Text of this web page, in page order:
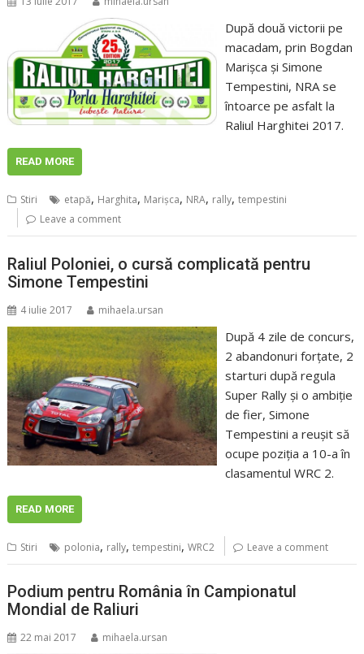
După două victorii pe
macadam, prin Bogdan
Marişca şi Simone
Tempestini, NRA se
întoarce pe asfalt la
Raliul Harghitei 2017.
READ MORE
Stiri etapă, Harghita, Marişca, NRA, rally,tempestini
Leave a comment
Raliul Poloniei, o cursă complicată pentru
Simone Tempestini
4 iulie 2017 mihaela.ursan
După 4 zile de concurs,
2 abandonuri forţate, 2
starturi după regula
Super Rally şi o ambiţie
de fier, Simone
Tempestini a reuşit să
ocupe poziţia a 10-a în
clasamentul WRC 2.
READ MORE
Stiri polonia, rally,tempestini,WRC2 Leave a comment
Podium pentru România în Campionatul
Mondial de Raliuri
22 mai 2017 mihaela.ursan